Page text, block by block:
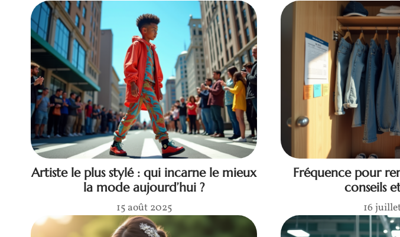
Artiste le plus stylé : qui incarne le mieux
la mode aujourd’hui ?
15 août 2025
Fréquence pour
conseils
16